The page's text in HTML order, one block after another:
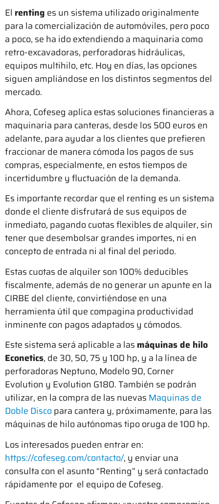
El renting es un sistema utilizado originalmente
para la comercialización de automóviles, pero poco
a poco, se ha ido extendiendo a maquinaria como
retro-excavadoras, perforadoras hidráulicas,
equipos multihilo, etc. Hoy en días, las opciones
siguen ampliándose en los distintos segmentos del
mercado.
Ahora, Cofeseg aplica estas soluciones financieras a
maquinaria para canteras, desde los 500 euros en
adelante, para ayudar a los clientes que prefieren
fraccionar de manera cómoda los pagos de sus
compras, especialmente, en estos tiempos de
incertidumbre y fluctuación de la demanda.
Es importante recordar que el renting es un sistema
donde el cliente disfrutará de sus equipos de
inmediato, pagando cuotas flexibles de alquiler, sin
tener que desembolsar grandes importes, ni en
concepto de entrada ni al final del periodo.
Estas cuotas de alquiler son 100% deducibles
fiscalmente, además de no generar un apunte en la
CIRBE del cliente, convirtiéndose en una
herramienta útil que compagina productividad
inminente con pagos adaptados y cómodos.
Este sistema será aplicable a las máquinas de hilo
Econetics, de 30, 50, 75 y 100 hp, y a la línea de
perforadoras Neptuno, Modelo 90, Corner
Evolution y Evolution G180. También se podrán
utilizar, en la compra de las nuevas Maquinas de
Doble Discopara cantera y, próximamente, para las
máquinas de hilo autónomas tipo oruga de 100 hp.
Los interesados pueden entrar en:
https://cofeseg.com/contacto/, y enviar una
consulta con el asunto “Renting” y será contactado
rápidamente por el equipo de Cofeseg.